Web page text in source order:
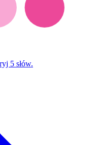
5 słów.